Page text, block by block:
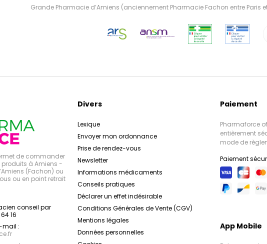
Grande Pharmacie d’Amiens (anciennement Pharmacie Fachon entre Paris
de commander
produits à Amiens -
(Fachon) ou
ou en point retrait
conseil par
16
mail :
Divers
Lexique
Envoyer mon ordonnance
Prise de rendez-vous
Newsletter
Informations médicaments
Conseils pratiques
Déclarer un effet indésirable
Conditions Générales de Vente (CGV)
Mentions légales
Données personnelles
Paiement
Pharmaforce
entièrement
mode de
Paiement
App Mobile